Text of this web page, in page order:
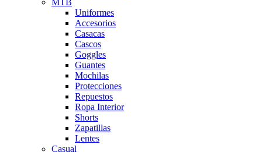
MTB
Uniformes
Accesorios
Casacas
Cascos
Goggles
Guantes
Mochilas
Protecciones
Repuestos
Ropa Interior
Shorts
Zapatillas
Lentes
Casual